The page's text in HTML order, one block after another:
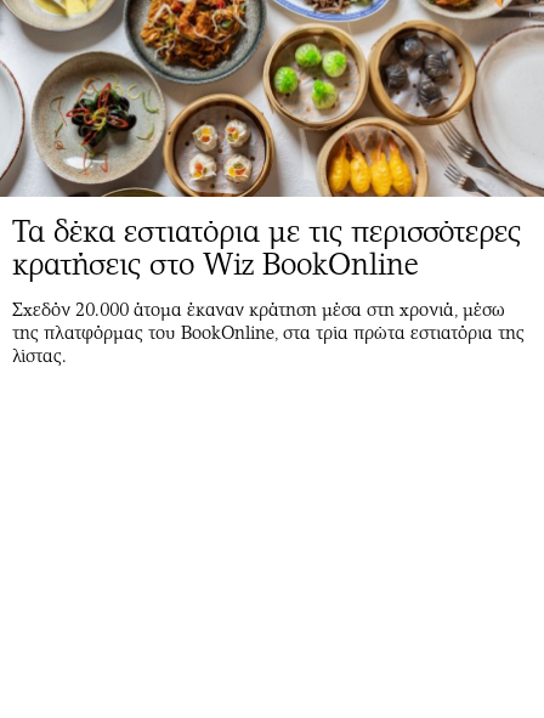
Τα δέκα εστιατόρια με τις περισσότερες
κρατήσεις στο Wiz BookOnline
Σχεδόν 20.000 άτομα έκαναν κράτηση μέσα στη χρονιά, μέσω
της πλατφόρμας του BookOnline, στα τρία πρώτα εστιατόρια της
λίστας.